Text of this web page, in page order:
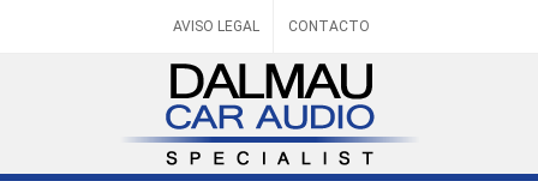
AVISO LEGAL CONTACTO